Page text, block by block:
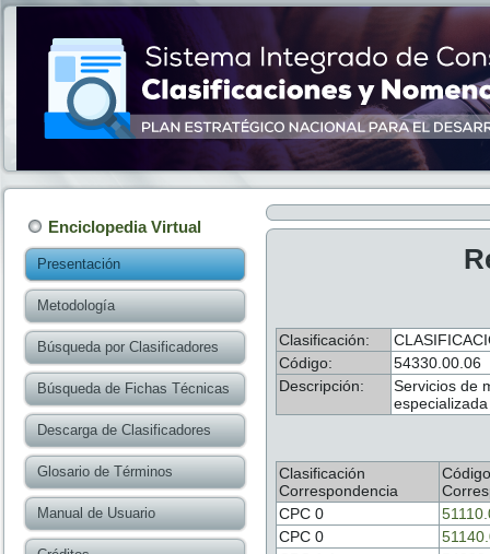
Enciclopedia Virtual
Presentación
Metodología
Búsqueda por Clasificadores
Búsqueda de Fichas Técnicas
Descarga de Clasificadores
Glosario de Términos
Manual de Usuario
Clasificación:
Código:
54330.00.06
Descripción:
Servicios de
Clasificación
Correspondencia
Código
CPC 0
CPC 0